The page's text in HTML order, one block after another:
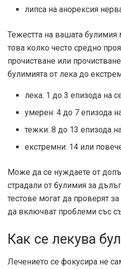
липса на анорексия
Тежестта на вашата
това колко често средно
прочистване или
булимията от лека до
лека: 1 до 3 епизода на
умерен: 4 до 7 епизода
тежки: 8 до 13 епизода
екстремни: 14 или
Може да се нуждаете от
страдали от булимия за
тестове могат да проверят
да включват проблеми със
Как се лекува
Лечението се фокусира не